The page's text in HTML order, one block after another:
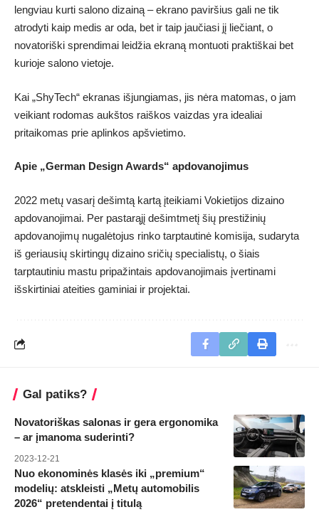
lengviau kurti salono dizainą – ekrano paviršius gali ne tik
atrodyti kaip medis ar oda, bet ir taip jaučiasi jį liečiant, o
novatoriški sprendimai leidžia ekraną montuoti praktiškai bet
kurioje salono vietoje.
Kai „ShyTech“ ekranas išjungiamas, jis nėra matomas, o jam
veikiant rodomas aukštos raiškos vaizdas yra idealiai
pritaikomas prie aplinkos apšvietimo.
Apie „German Design Awards“ apdovanojimus
2022 metų vasarį dešimtą kartą įteikiami Vokietijos dizaino
apdovanojimai. Per pastarąjį dešimtmetį šių prestižinių
apdovanojimų nugalėtojus rinko tarptautinė komisija, sudaryta
iš geriausių skirtingų dizaino sričių specialistų, o šiais
tarptautiniu mastu pripažintais apdovanojimais įvertinami
išskirtiniai ateities gaminiai ir projektai.
Gal patiks?
Novatoriškas salonas ir gera ergonomika
– ar įmanoma suderinti?
2023-12-21
Nuo ekonominės klasės iki „premium“
modelių: atskleisti „Metų automobilis
2026“ pretendentai į titulą